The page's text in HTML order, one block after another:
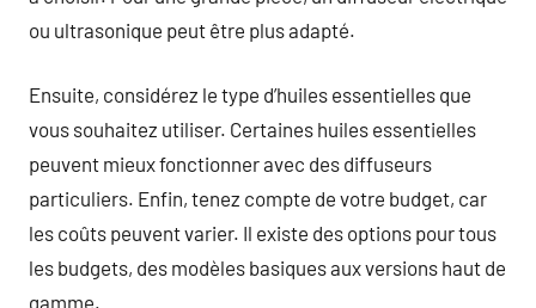
ou ultrasonique peut être plus adapté.
Ensuite, considérez le type d’huiles essentielles que
vous souhaitez utiliser. Certaines huiles essentielles
peuvent mieux fonctionner avec des diffuseurs
particuliers. Enfin, tenez compte de votre budget, car
les coûts peuvent varier. Il existe des options pour tous
les budgets, des modèles basiques aux versions haut de
gamme.